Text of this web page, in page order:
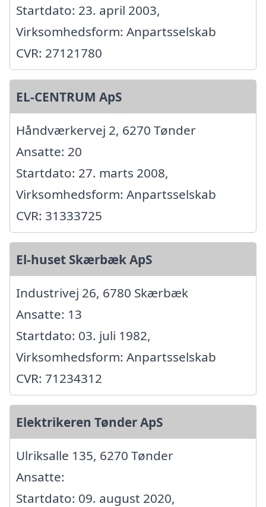
Startdato: 23. april 2003,
Virksomhedsform: Anpartsselskab
CVR: 27121780
EL-CENTRUM ApS
Håndværkervej 2, 6270 Tønder
Ansatte: 20
Startdato: 27. marts 2008,
Virksomhedsform: Anpartsselskab
CVR: 31333725
El-huset Skærbæk ApS
Industrivej 26, 6780 Skærbæk
Ansatte: 13
Startdato: 03. juli 1982,
Virksomhedsform: Anpartsselskab
CVR: 71234312
Elektrikeren Tønder ApS
Ulriksalle 135, 6270 Tønder
Ansatte:
Startdato: 09. august 2020,